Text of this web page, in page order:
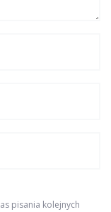
pisania kolejnych